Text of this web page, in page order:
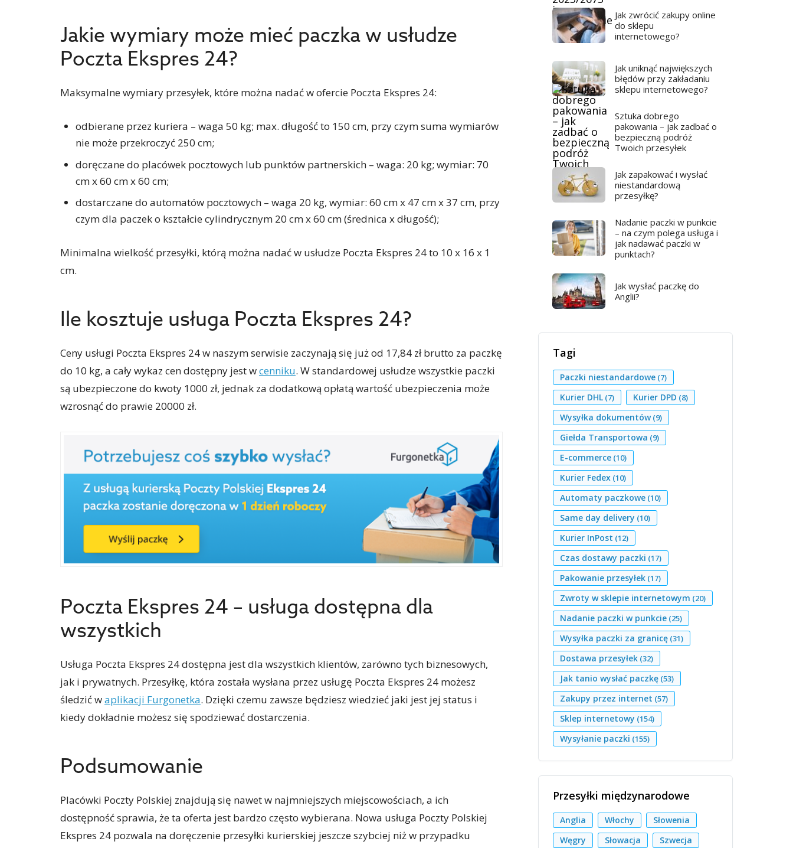
Jakie wymiary może mieć paczka w usłudze
Poczta Ekspres 24?
Maksymalne wymiary przesyłek, które można nadać w ofercie Poczta Ekspres 24:
odbierane przez kuriera – waga 50 kg; max. długość to 150 cm, przy czym suma wymiarów
nie może przekroczyć 250 cm;
doręczane do placówek pocztowych lub punktów partnerskich – waga: 20 kg; wymiar: 70
cm x 60 cm x 60 cm;
dostarczane do automatów pocztowych – waga 20 kg, wymiar: 60 cm x 47 cm x 37 cm, przy
czym dla paczek o kształcie cylindrycznym 20 cm x 60 cm (średnica x długość);
Minimalna wielkość przesyłki, którą można nadać w usłudze Poczta Ekspres 24 to 10 x 16 x 1
cm.
Ile kosztuje usługa Poczta Ekspres 24?
Ceny usługi Poczta Ekspres 24 w naszym serwisie zaczynają się już od 17,84 zł brutto za paczkę
do 10 kg, a cały wykaz cen dostępny jestwcenniku. W standardowej usłudze wszystkie paczki
są ubezpieczone do kwoty 1000 zł, jednak za dodatkową opłatą wartość ubezpieczenia może
wzrosnąć do prawie 20000 zł.
Poczta Ekspres 24 – usługa dostępna dla
wszystkich
Usługa Poczta Ekspres 24 dostępna jest dla wszystkich klientów, zarówno tych biznesowych,
jak i prywatnych. Przesyłkę, która została wysłana przez usługę Poczta Ekspres 24 możesz
śledzić waplikacji Furgonetka. Dzięki czemu zawsze będziesz wiedzieć jaki jest jej status i
kiedy dokładnie możesz się spodziewać dostarczenia.
Podsumowanie
Placówki Poczty Polskiej znajdują się nawet w najmniejszych miejscowościach, a ich
dostępność sprawia, że ta oferta jest bardzo często wybierana. Nowa usługa Poczty Polskiej
Ekspres 24 pozwala na doręczenie przesyłki kurierskiej jeszcze szybciej niż w przypadku
Jak zwrócić zakupy online
do sklepu
internetowego?
Jak uniknąć największych
błędów przy zakładaniu
sklepu internetowego?
Sztuka dobrego
pakowania – jak zadbać o
bezpieczną podróż
Twoich przesyłek
Jak zapakować i wysłać
niestandardową
przesyłkę?
Nadanie paczki w punkcie
– na czym polega usługa i
jak nadawać paczki w
punktach?
Jak wysłać paczkę do
Anglii?
Tagi
Paczki niestandardowe (7)
Kurier DHL (7) Kurier DPD (8)
Wysyłka dokumentów(9)
Giełda Transportowa (9)
E-commerce (10)
Kurier Fedex (10)
Automaty paczkowe (10)
Same day delivery (10)
Kurier InPost (12)
Czas dostawy paczki (17)
Pakowanie przesyłek (17)
Zwroty w sklepie internetowym (20)
Nadanie paczki w punkcie (25)
Wysyłka paczki za granicę (31)
Dostawa przesyłek (32)
Jak tanio wysłać paczkę (53)
Zakupy przez internet (57)
Sklep internetowy (154)
Wysyłanie paczki (155)
Przesyłki międzynarodowe
Anglia Włochy
Słowenia
Węgry
Słowacja
Szwecja